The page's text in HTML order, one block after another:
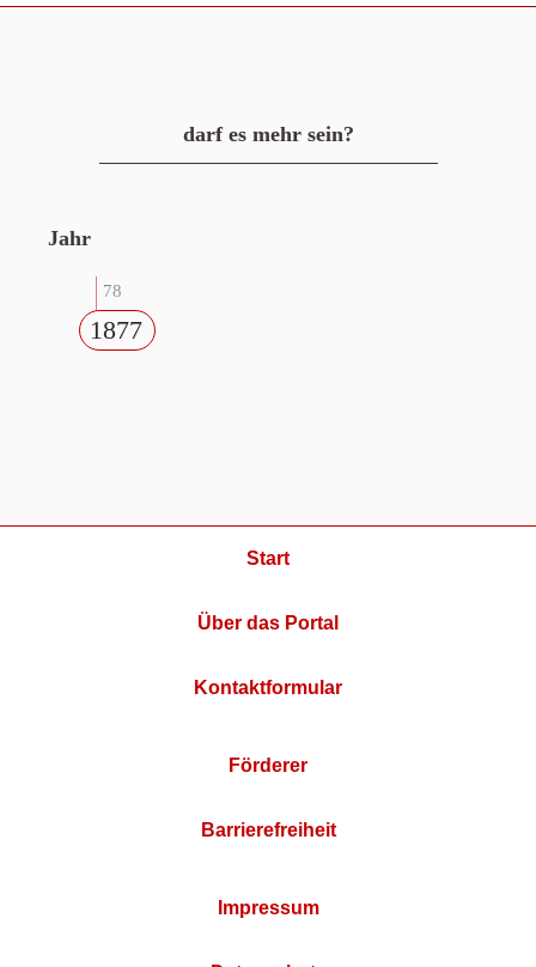
darf es mehr sein?
Jahr
78
1877
Start
Über das Portal
Kontaktformular
Förderer
Barrierefreiheit
Impressum